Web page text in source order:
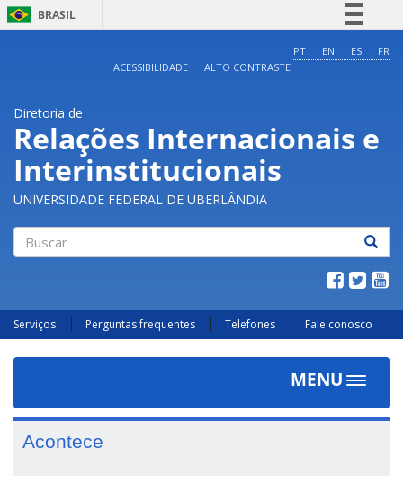
BRASIL
Comunica BR
Acesso à informação
Legislação
Canais
PT EN ES
FR
ACESSIBILIDADE
ALTO CONTRASTE
Diretoria de
Relações Internacionais e
Interinstitucionais
UNIVERSIDADE FEDERAL DE UBERLÂNDIA
Serviços Perguntas frequentes Telefones Fale conosco
MENU
Toggle
Acontece